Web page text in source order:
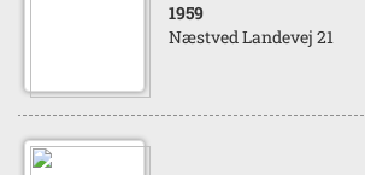
1959
Næstved Landevej 21